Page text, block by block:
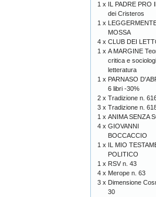
1 x IL PADRE PRO
dei Cristeros
1 x
MOSSA
4 x CLUB DEI
1 x A MARGINE
critica e
letteratura
1 x PARNASO
6 libri -30%
2 x Tradizione n.
3 x Tradizione n.
1 x ANIMA SENZA
4 x GIOVANNI
BOCCACCIO
1 x IL MIO
POLITICO
1 x RSV n. 43
4 x Merope n. 63
3 x Dimensione
30